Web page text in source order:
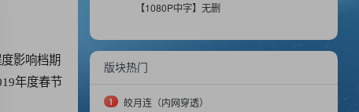
影响档期
年度春节
【1080P中字】无删
版块热门
1 皎月连（内网穿透）